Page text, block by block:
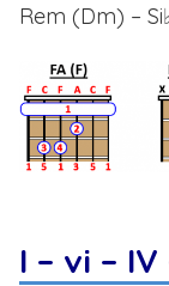
Rem (Dm) –
I – vi –